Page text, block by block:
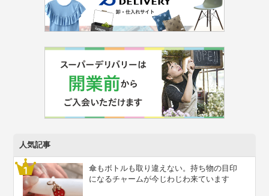
人気記事
傘もボトルも取り違えない。持ち物の目印
になるチャームが今じわじわ来ています